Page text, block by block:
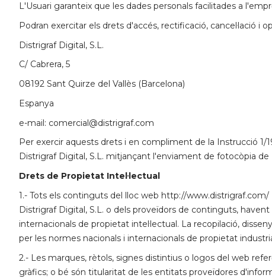
L'Usuari garanteix que les dades personals facilitades a
Podran exercitar els drets d'accés, rectificació, cancel·lació i
Distrigraf Digital, S.L.
C/ Cabrera, 5
08192 Sant Quirze del Vallès (Barcelona)
Espanya
e-mail: comercial@distrigraf.com
Per exercir aquests drets i en compliment de la Instrucció
Distrigraf Digital, S.L. mitjançant l'enviament de fotocòpia
Drets de Propietat Intel·lectual
1.- Tots els continguts del lloc web http://
Distrigraf Digital, S.L. o dels proveïdors de continguts,
internacionals de propietat intel·lectual. La recopilació,
per les normes nacionals i internacionals de propietat
2.- Les marques, rètols, signes distintius o logos del web
gràfics; o bé són titularitat de les entitats proveïdores